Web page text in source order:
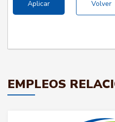
Aplicar Volver
EMPLEOS